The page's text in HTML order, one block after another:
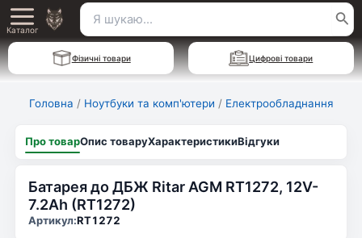
Перейти
до
вмісту
Main
Menu
Каталог
Пошук
для:
Фізичні товари Цифрові товари
Головна / Ноутбуки та комп'ютери / Електрообладнання
Про товарОпис товаруХарактеристикиВідгуки
Батарея до ДБЖ Ritar AGM RT1272, 12V-
7.2Ah (RT1272)
Артикул:RT1272